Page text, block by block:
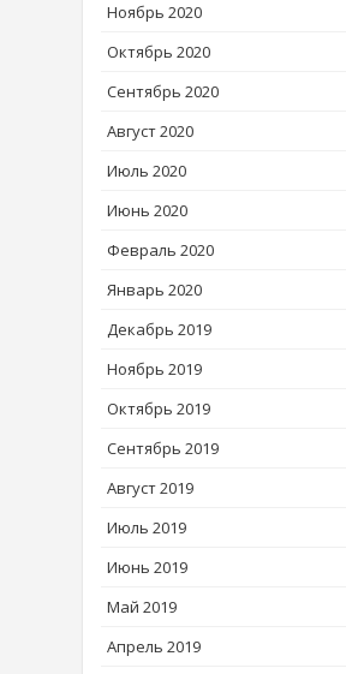
Ноябрь 2020
Октябрь 2020
Сентябрь 2020
Август 2020
Июль 2020
Июнь 2020
Февраль 2020
Январь 2020
Декабрь 2019
Ноябрь 2019
Октябрь 2019
Сентябрь 2019
Август 2019
Июль 2019
Июнь 2019
Май 2019
Апрель 2019